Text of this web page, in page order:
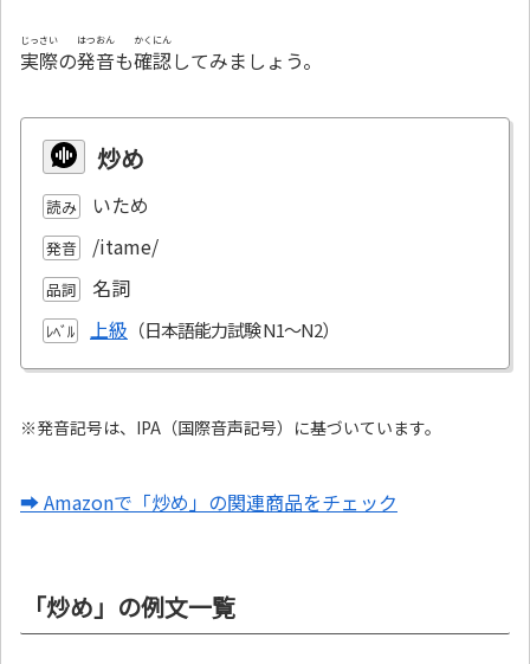
実際
じっさい
の発音
はつおん
も確認
かくにん
してみましょう。
炒め
読み いため
発音 /itame/
品詞 名詞
ﾚﾍﾞﾙ 上級
※発音記号は、IPA（国際音声記号）に基づいています。
➡ Amazonで「炒め」の関連商品をチェック
「炒め」の例文一覧